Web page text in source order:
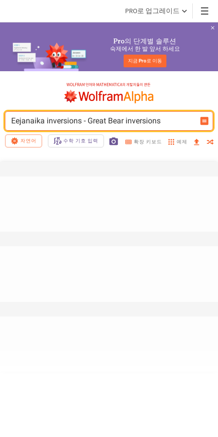
PRO로 업그레이드
Pro의 단계별 솔루션
숙제에서 한 발 앞서 하세요
지금 Pro로 이동
Eejanaika inversions - Great Bear inversions
자연어 수학 기호 입력 확장 키보드 예제